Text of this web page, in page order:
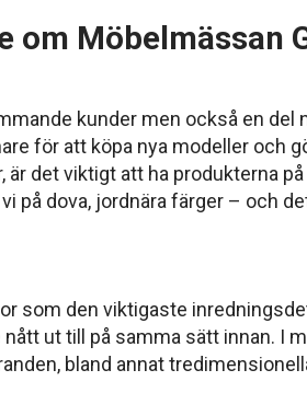
om Möbelmässan
kunder men också en
för att köpa nya modeller och
det viktigt att ha produkterna
på dova, jordnära färger – och
som den viktigaste
ut till på samma sätt innan. I
bland annat